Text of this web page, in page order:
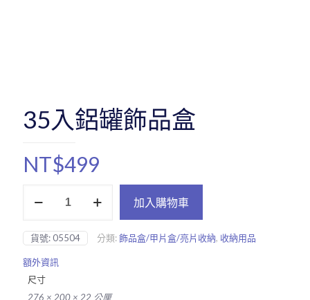
35入鋁罐飾品盒
NT$499
罐
飾
品
盒
數
量
加入購物車
貨號:05504 分類:飾品盒/甲片盒/亮片收納, 收納用品
額外資訊
尺寸
276 × 200 × 22 公厘